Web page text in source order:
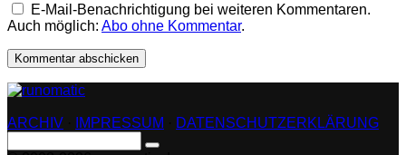
E-Mail-Benachrichtigung bei weiteren Kommentaren.
Auch möglich: Abo ohne Kommentar.
ARCHIV IMPRESSUM
DATENSCHUTZERKLÄRUNG